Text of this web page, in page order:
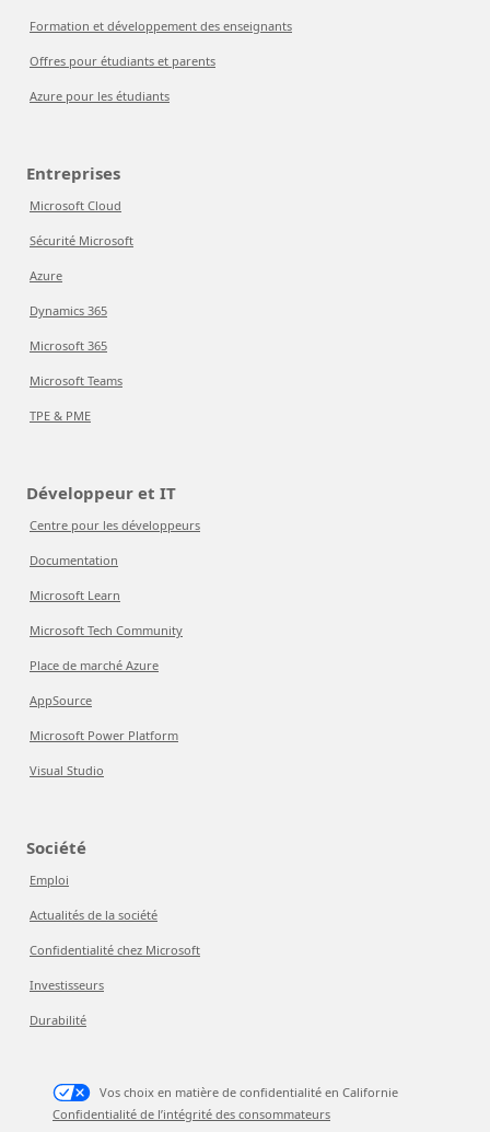
Formation et développement des enseignants
Offres pour étudiants et parents
Azure pour les étudiants
Entreprises
Microsoft Cloud
Sécurité Microsoft
Azure
Dynamics 365
Microsoft 365
Microsoft Teams
TPE & PME
Développeur et IT
Centre pour les développeurs
Documentation
Microsoft Learn
Microsoft Tech Community
Place de marché Azure
AppSource
Microsoft Power Platform
Visual Studio
Société
Emploi
Actualités de la société
Confidentialité chez Microsoft
Investisseurs
Durabilité
Vos choix en matière de confidentialité en Californie
Confidentialité de l’intégrité des consommateurs